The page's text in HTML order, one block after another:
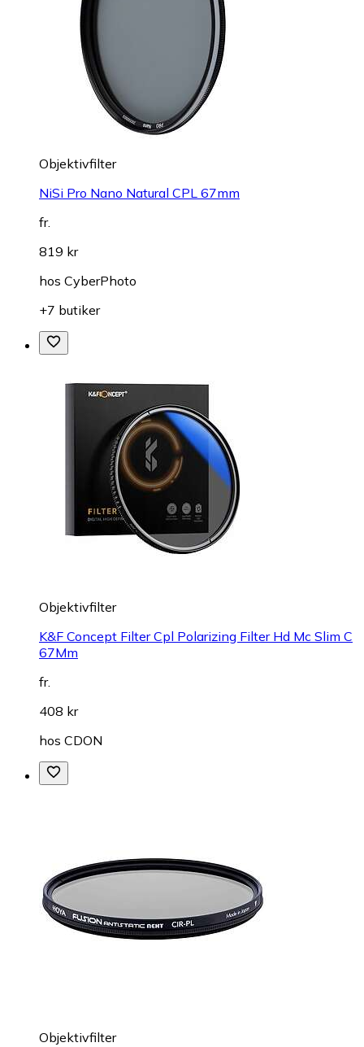
Objektivfilter
NiSi Pro Nano Natural CPL 67mm
fr.
819 kr
hos CyberPhoto
+7 butiker
Objektivfilter
K&F Concept Filter Cpl Polarizing Filter Hd Mc Slim C
67Mm
fr.
408 kr
hos CDON
Objektivfilter